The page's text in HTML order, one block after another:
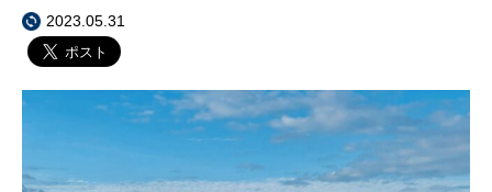
2023.05.31